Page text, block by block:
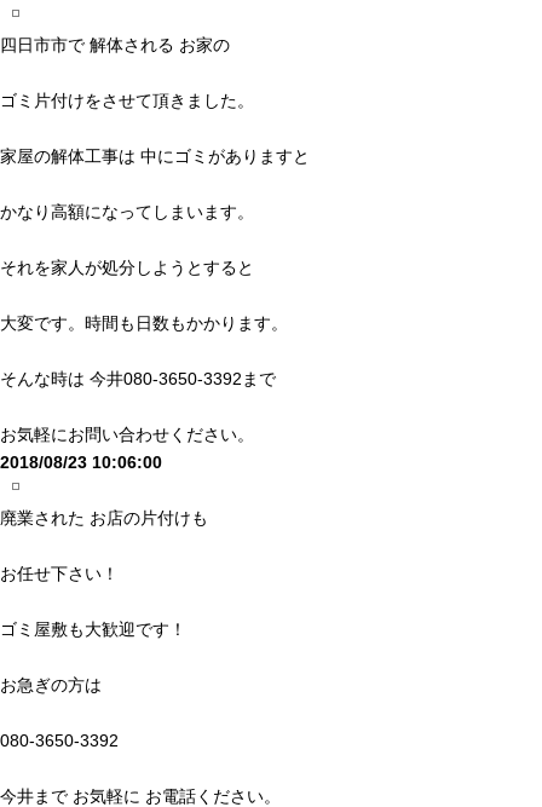
四日市市で 解体される お家の
ゴミ片付けをさせて頂きました。
家屋の解体工事は 中にゴミがありますと
かなり高額になってしまいます。
それを家人が処分しようとすると
大変です。時間も日数もかかります。
そんな時は 今井080-3650-3392まで
お気軽にお問い合わせください。
2018/08/23 10:06:00
廃業された お店の片付けも
お任せ下さい！
ゴミ屋敷も大歓迎です！
お急ぎの方は
080-3650-3392
今井まで お気軽に お電話ください。